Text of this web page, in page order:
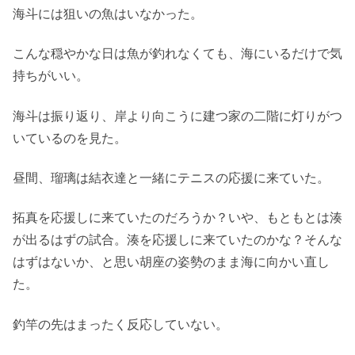
海斗には狙いの魚はいなかった。
こんな穏やかな日は魚が釣れなくても、海にいるだけで気
持ちがいい。
海斗は振り返り、岸より向こうに建つ家の二階に灯りがつ
いているのを見た。
昼間、瑠璃は結衣達と一緒にテニスの応援に来ていた。
拓真を応援しに来ていたのだろうか？いや、もともとは湊
が出るはずの試合。湊を応援しに来ていたのかな？そんな
はずはないか、と思い胡座の姿勢のまま海に向かい直し
た。
釣竿の先はまったく反応していない。